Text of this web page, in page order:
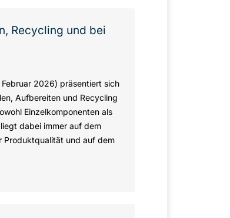
Recycling und bei
2026) präsentiert sich
Aufbereiten und Recycling
Einzelkomponenten als
dabei immer auf dem
Produktqualität und auf dem